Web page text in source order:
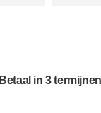
Betaal in 3 termijnen